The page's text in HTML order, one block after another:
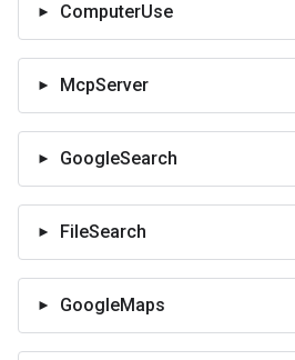
ComputerUse
McpServer
GoogleSearch
FileSearch
GoogleMaps